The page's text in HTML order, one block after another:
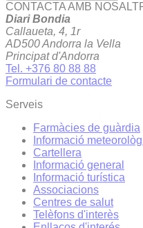
CONTACTA AMB
Diari Bondia
Callaueta, 4, 1r
AD500 Andorra la Vella
Principat d'Andorra
Tel. +376 80 88 88
Formulari de contacte
Serveis
Farmàcies de guàrdia
Informació
Cartellera
Informació general
Informació turística
Associacions
Centres de salut
Telèfons d'interès